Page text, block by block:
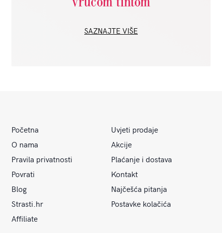
SAZNAJTE VIŠE
Početna
Uvjeti prodaje
O nama
Akcije
Pravila privatnosti
Plaćanje i dostava
Povrati
Kontakt
Blog
Najčešća pitanja
Strasti.hr
Postavke kolačića
Affiliate